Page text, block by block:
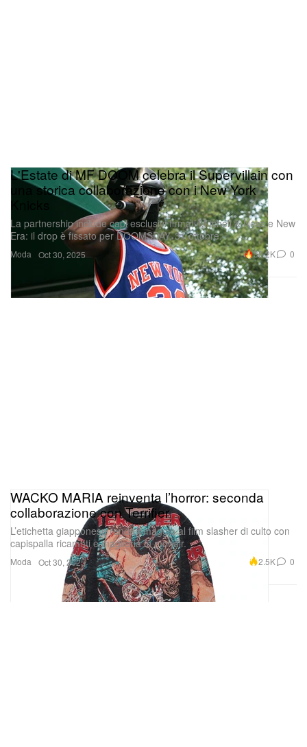
Moda
L'Estate di MF DOOM celebra il Supervillain con
una storica collaborazione con i New York
La partnership include capi esclusivi firmati Mitchell & Ness e New
Era: il drop è fissato per DOOMSDAY, 31 ottobre.
Oct 30, 2025 30.2K 0
Moda
WACKO MARIA reinventa l’horror: seconda
collaborazione con Terrifier
L’etichetta giapponese rende omaggio al film slasher di culto con
capispalla ricamati e maglieria in mohair.
Oct 30, 2025 2.5K 0